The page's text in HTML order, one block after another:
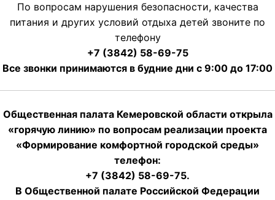
По вопросам нарушения безопасности, качества
питания и других условий отдыха детей звоните по
телефону
+7 (3842) 58-69-75
Все звонки принимаются в будние дни с 9:00 до 17:00
Общественная палата Кемеровской области открыла
«горячую линию» по вопросам реализации проекта
«Формирование комфортной городской среды»
телефон:
+7 (3842) 58-69-75.
В Общественной палате Российской Федерации